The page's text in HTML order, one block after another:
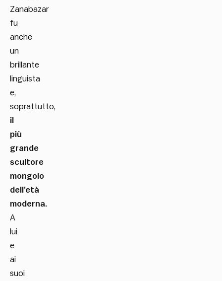
Zanabazar
fu
anche
un
brillante
linguista
e,
soprattutto,
il
più
grande
scultore
mongolo
dell’età
moderna.
A
lui
e
ai
suoi